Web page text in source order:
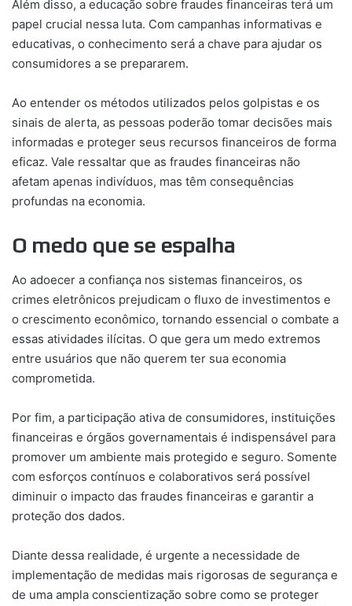
Além disso, a educação sobre fraudes financeiras terá um
papel crucial nessa luta. Com campanhas informativas e
educativas, o conhecimento será a chave para ajudar os
consumidores a se prepararem.
Ao entender os métodos utilizados pelos golpistas e os
sinais de alerta, as pessoas poderão tomar decisões mais
informadas e proteger seus recursos financeiros de forma
eficaz. Vale ressaltar que as fraudes financeiras não
afetam apenas indivíduos, mas têm consequências
profundas na economia.
O medo que se espalha
Ao adoecer a confiança nos sistemas financeiros, os
crimes eletrônicos prejudicam o fluxo de investimentos e
o crescimento econômico, tornando essencial o combate a
essas atividades ilícitas. O que gera um medo extremos
entre usuários que não querem ter sua economia
comprometida.
Por fim, a participação ativa de consumidores, instituições
financeiras e órgãos governamentais é indispensável para
promover um ambiente mais protegido e seguro. Somente
com esforços contínuos e colaborativos será possível
diminuir o impacto das fraudes financeiras e garantir a
proteção dos dados.
Diante dessa realidade, é urgente a necessidade de
implementação de medidas mais rigorosas de segurança e
de uma ampla conscientização sobre como se proteger